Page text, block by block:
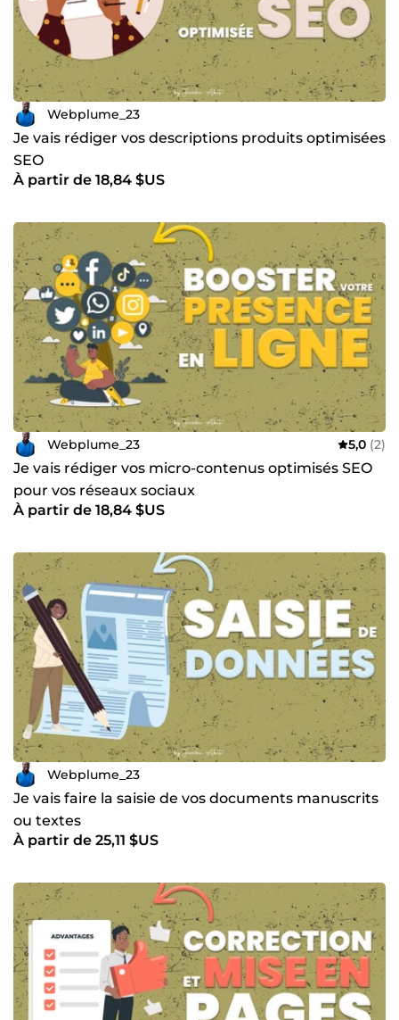
Webplume_23
Je vais rédiger vos descriptions produits optimisées
SEO
À partir de 18,84 $US
Webplume_23 5,0 (2)
Je vais rédiger vos micro-contenus optimisés SEO
pour vos réseaux sociaux
À partir de 18,84 $US
Webplume_23
Je vais faire la saisie de vos documents manuscrits
ou textes
À partir de 25,11 $US